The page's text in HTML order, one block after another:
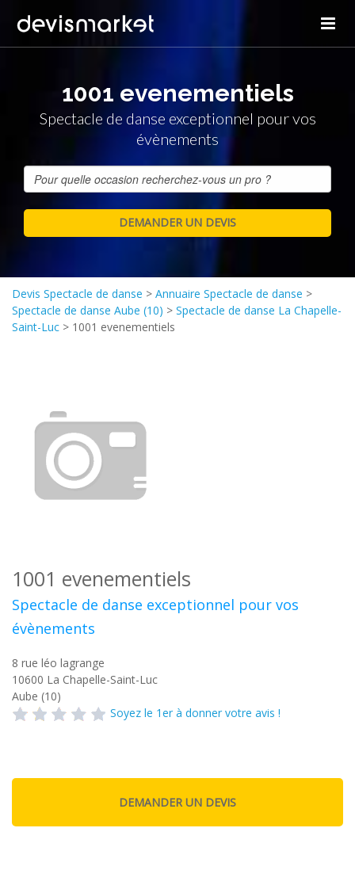
1001 evenementiels
Spectacle de danse exceptionnel pour vos
évènements
Devis Spectacle de danse > Annuaire Spectacle de danse >
Spectacle de danse Aube (10) > Spectacle de danse La Chapelle-
Saint-Luc > 1001 evenementiels
1001 evenementiels
Spectacle de danse exceptionnel pour vos
évènements
8 rue léo lagrange
10600 La Chapelle-Saint-Luc
Aube (10)
Soyez le 1er à donner votre avis !